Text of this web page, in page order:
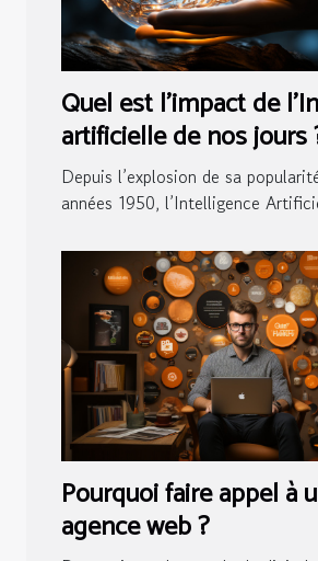
Quel est l’impact de
artificielle de nos jours
Depuis l’explosion de sa
années 1950, l’Intelligence
Pourquoi faire appel à
agence web ?